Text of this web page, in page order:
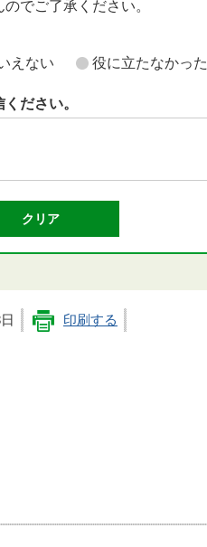
でご了承ください。
えない 役に立たなかった
ださい。
印刷する